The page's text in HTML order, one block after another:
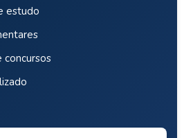
estudo
concursos